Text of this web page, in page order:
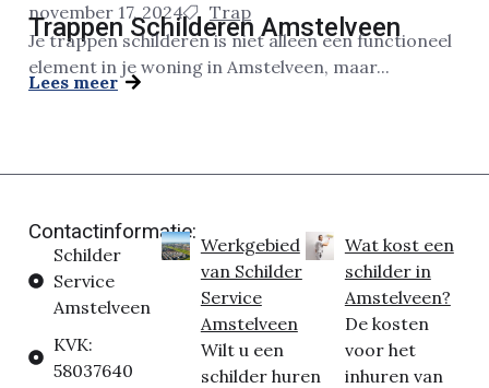
november 17, 2024 Trap
Trappen Schilderen Amstelveen
Je trappen schilderen is niet alleen een functioneel
element in je woning in Amstelveen, maar...
Lees meer
Contactinformatie:
Schilder
Service
Amstelveen
KVK:
58037640
Werkgebied
van Schilder
Service
Amstelveen
Wilt u een
schilder huren
Wat kost een
schilder in
Amstelveen?
De kosten
voor het
inhuren van